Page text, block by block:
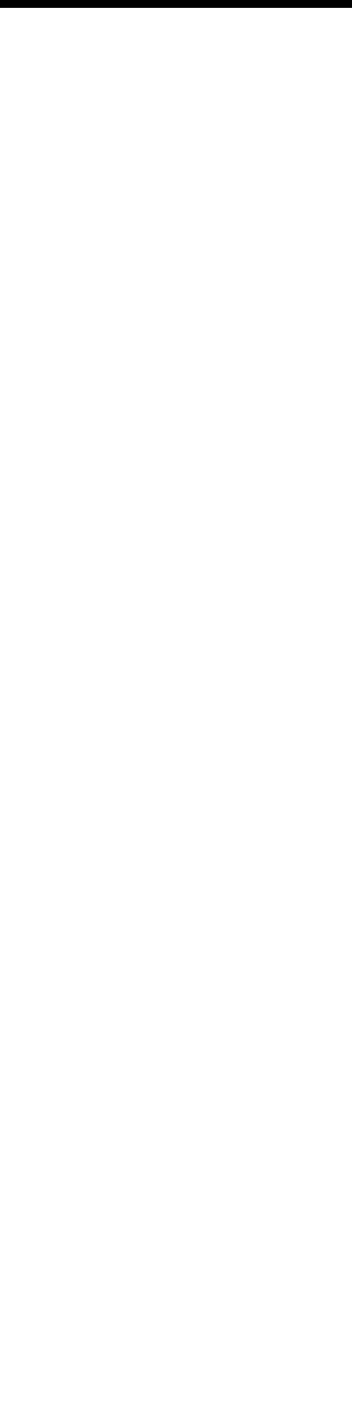
vectorisation et hyperthermie. Nos nanoparticules sont également